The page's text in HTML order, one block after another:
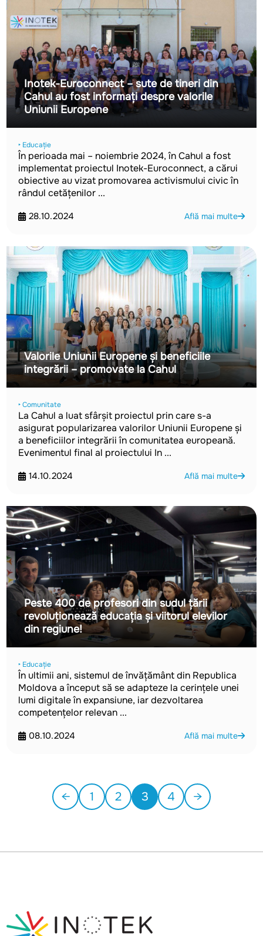
Inotek-Euroconnect – sute de tineri din
Cahul au fost informați despre valorile
Uniunii Europene
‣ Educație
În perioada mai – noiembrie 2024, în Cahul a fost
implementat proiectul Inotek-Euroconnect, a cărui
obiective au vizat promovarea activismului civic în
rândul cetățenilor ...
28.10.2024 Află mai multe
Valorile Uniunii Europene și beneficiile
integrării – promovate la Cahul
‣ Comunitate
La Cahul a luat sfârșit proiectul prin care s-a
asigurat popularizarea valorilor Uniunii Europene și
a beneficiilor integrării în comunitatea europeană.
Evenimentul final al proiectului In ...
14.10.2024 Află mai multe
Peste 400 de profesori din sudul țării
revoluționează educația și viitorul elevilor
din regiune!
‣ Educație
În ultimii ani, sistemul de învățământ din Republica
Moldova a început să se adapteze la cerințele unei
lumi digitale în expansiune, iar dezvoltarea
competențelor relevan ...
08.10.2024 Află mai multe
← 1 2 3 4 →